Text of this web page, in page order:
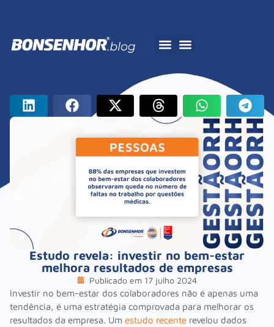
Estudo revela: investir no bem-estar
melhora resultados de empresas
Publicado em 17 julho 2024
Investir no bem-estar dos colaboradores não é apenas uma
tendência, é uma estratégia comprovada para melhorar os
resultados da empresa. Um estudo recente revelou dados